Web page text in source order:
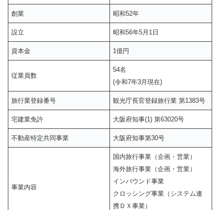
創業 昭和52年
設立 昭和56年5月1日
資本金 1億円
従業員数
54名
(令和7年3月現在)
旅行業登録番号 観光庁長官登録旅行業 第1383号
宅建業免許 大阪府知事(1) 第63020号
不動産特定共同事業 大阪府知事第30号
事業内容
国内旅行事業（企画・営業）
海外旅行事業（企画・営業）
インバウンド事業
クロッシング事業（システム連
携ＤＸ事業）